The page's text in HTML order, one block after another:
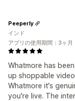
Whatmore has
up shoppable
Whatmore it's
you're live. The
Peeperly
インド
アプリの使用期間：3ヶ月